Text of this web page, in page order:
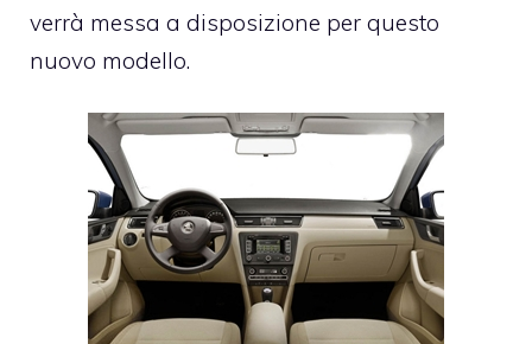
verrà messa a disposizione per questo
nuovo modello.